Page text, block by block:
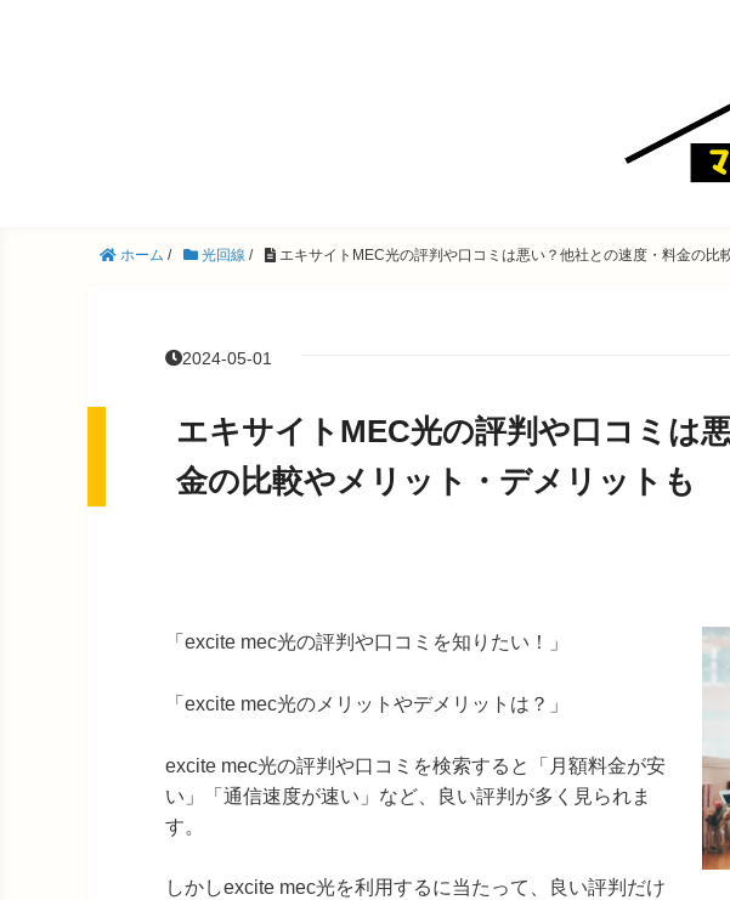
ホーム / 光回線 / エキサイトMEC光の評判や口コミは悪い？他社との速度・料金の比
2024-05-01
エキサイトMEC光の評判や口コミは
金の比較やメリット・デメリットも
「excite mec光の評判や口コミを知りたい！」
「excite mec光のメリットやデメリットは？」
excite mec光の評判や口コミを検索すると「月額料金が安
い」「通信速度が速い」など、良い評判が多く見られま
す。
しかしexcite mec光を利用するに当たって、良い評判だけ